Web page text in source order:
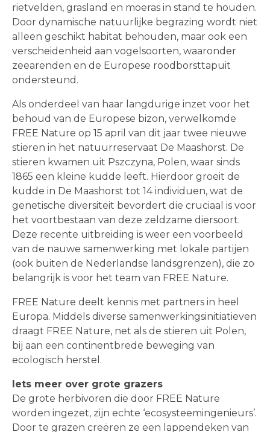
rietvelden, grasland en moeras in stand te houden.
Door dynamische natuurlijke begrazing wordt niet
alleen geschikt habitat behouden, maar ook een
verscheidenheid aan vogelsoorten, waaronder
zeearenden en de Europese roodborsttapuit
ondersteund.
Als onderdeel van haar langdurige inzet voor het
behoud van de Europese bizon, verwelkomde
FREE Nature op 15 april van dit jaar twee nieuwe
stieren in het natuurreservaat De Maashorst. De
stieren kwamen uit Pszczyna, Polen, waar sinds
1865 een kleine kudde leeft. Hierdoor groeit de
kudde in De Maashorst tot 14 individuen, wat de
genetische diversiteit bevordert die cruciaal is voor
het voortbestaan van deze zeldzame diersoort.
Deze recente uitbreiding is weer een voorbeeld
van de nauwe samenwerking met lokale partijen
(ook buiten de Nederlandse landsgrenzen), die zo
belangrijk is voor het team van FREE Nature.
FREE Nature deelt kennis met partners in heel
Europa. Middels diverse samenwerkingsinitiatieven
draagt FREE Nature, net als de stieren uit Polen,
bij aan een continentbrede beweging van
ecologisch herstel.
Iets meer over grote grazers
De grote herbivoren die door FREE Nature
worden ingezet, zijn echte ‘ecosysteemingenieurs’.
Door te grazen creëren ze een lappendeken van